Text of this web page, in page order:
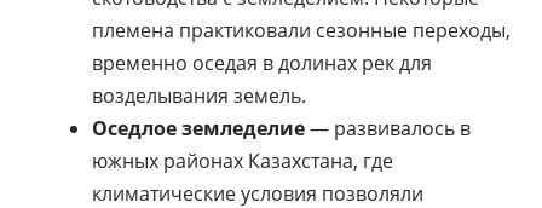
племена практиковали сезонные переходы,
временно оседая в долинах рек для
возделывания земель.
Оседлое земледелие— развивалось в
южных районах Казахстана, где
климатические условия позволяли